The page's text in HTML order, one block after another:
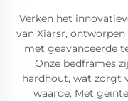
Verken het
van Xiarsr,
met geavanceerde
Onze bedframes
hardhout, wat zorgt
waarde. Met